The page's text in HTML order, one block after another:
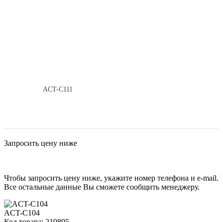
ACT-C111
Запросить цену ниже
Чтобы запросить цену ниже, укажите номер телефона и e-mail.
Все остальные данные Вы сможете сообщить менеджеру.
ACT-C104